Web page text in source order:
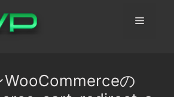
メ
WooCommerceの